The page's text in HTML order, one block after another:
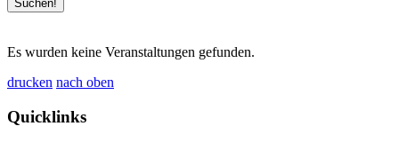
Es wurden keine Veranstaltungen gefunden.
drucken nach oben
Quicklinks